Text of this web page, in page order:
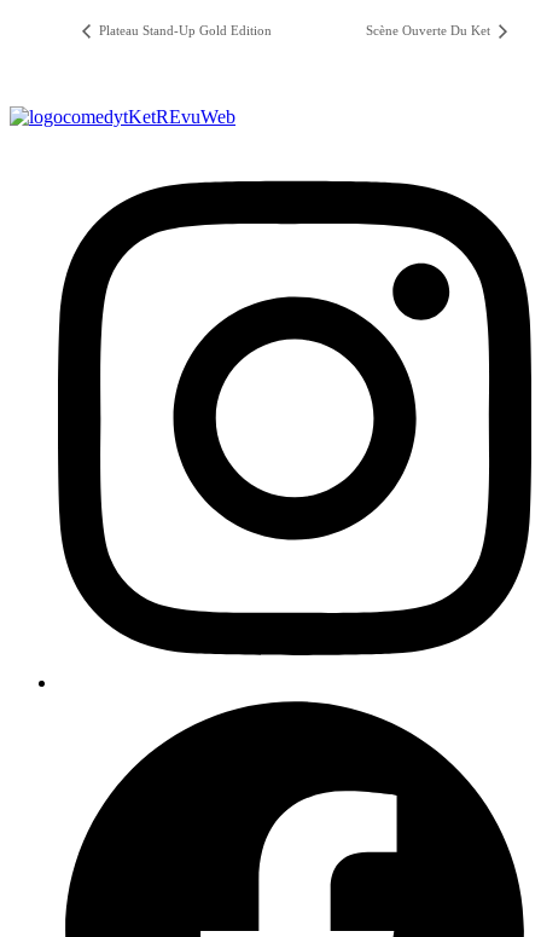
Plateau Stand-Up Gold Edition Scène Ouverte Du Ket